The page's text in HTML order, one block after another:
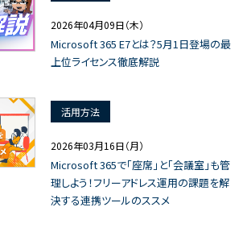
2026年04月09日（木）
Microsoft 365 E7とは？5月1日登場の最
上位ライセンス徹底解説
活用方法
2026年03月16日（月）
Microsoft 365で「座席」と「会議室」も管
理しよう！フリーアドレス運用の課題を解
決する連携ツールのススメ